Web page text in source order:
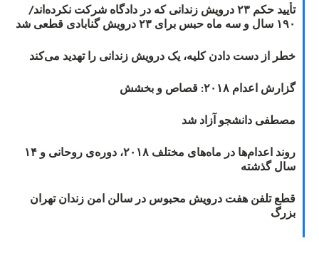
تأیید حکم ۲۳ درویش زندانی که در دادگاه شرکت نکرده‌اند/
۱۹۰ سال و سه ماه حبس برای ۲۳ درویش گنابادی قطعی شد
خطر از دست دادن کلیه، یک درویش زندانی را تهدید می‌کند
گزارش اعدام ۲۰۱۸: قصاص و بخشش
مصطفی دانشجو آزاد شد
روند اعدام‌ها در ماه‌های مختلف ۲۰۱۸، دوره‌ی روحانی و ۱۴
سال گذشته
قطع تلفن هفت درویش محبوس در سالن امن زندان تهران
بزرگ